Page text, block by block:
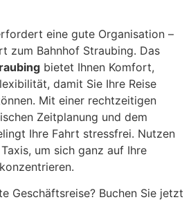
eine gute Organisation –
zum Bahnhof Straubing. Das
bietet Ihnen Komfort,
damit Sie Ihre Reise
Mit einer rechtzeitigen
Zeitplanung und dem
Ihre Fahrt stressfrei. Nutzen
um sich ganz auf Ihre
Geschäftsreise? Buchen Sie jetzt